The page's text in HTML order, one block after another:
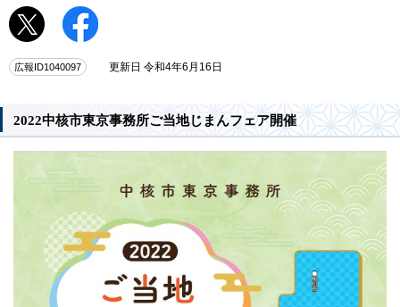
広報ID1040097 更新日 令和4年6月16日
2022中核市東京事務所ご当地じまんフェア開催